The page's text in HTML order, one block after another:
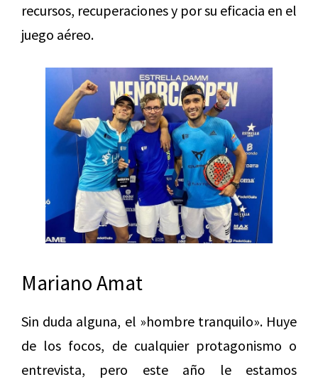
recursos, recuperaciones y por su eficacia en el
juego aéreo.
Mariano Amat
Sin duda alguna, el »hombre tranquilo». Huye
de los focos, de cualquier protagonismo o
entrevista, pero este año le estamos